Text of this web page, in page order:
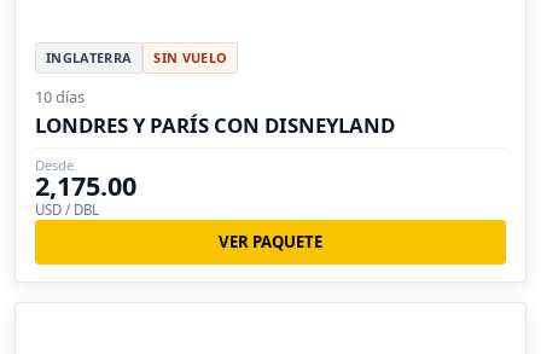
INGLATERRA SIN VUELO
10 días
LONDRES Y PARÍS CON DISNEYLAND
Desde
2,175.00
USD / DBL
VER PAQUETE